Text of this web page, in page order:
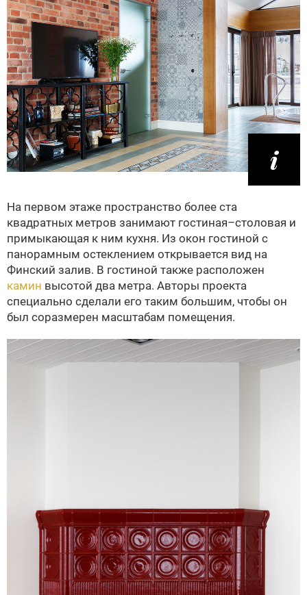
На первом этаже пространство более ста
квадратных метров занимают гостиная–столовая и
примыкающая к ним кухня. Из окон гостиной с
панорамным остеклением открывается вид на
Финский залив. В гостиной также расположен
камин высотой два метра. Авторы проекта
специально сделали его таким большим, чтобы он
был соразмерен масштабам помещения.